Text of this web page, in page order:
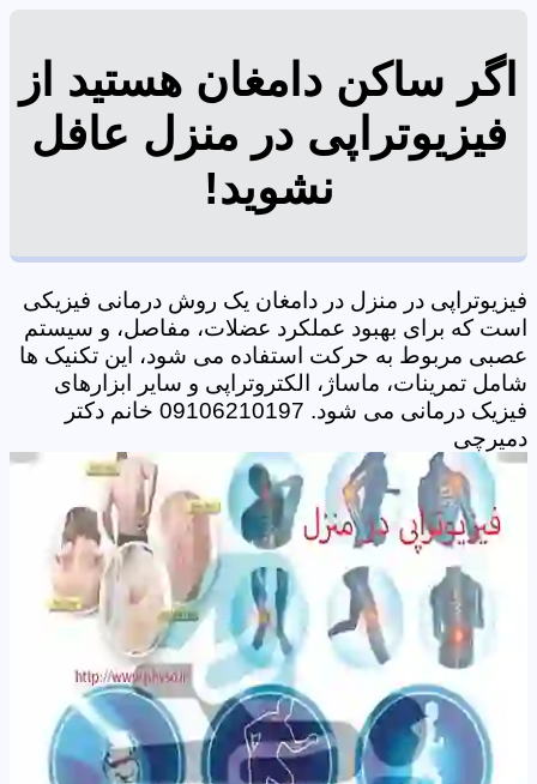
اگر ساکن دامغان هستید از
فیزیوتراپی در منزل عافل
نشوید!
فیزیوتراپی در منزل در دامغان یک روش درمانی فیزیکی
است که برای بهبود عملکرد عضلات، مفاصل، و سیستم
عصبی مربوط به حرکت استفاده می شود، این تکنیک ها
شامل تمرینات، ماساژ، الکتروتراپی و سایر ابزارهای
فیزیک درمانی می شود. 09106210197 خانم دکتر
دمیرچی